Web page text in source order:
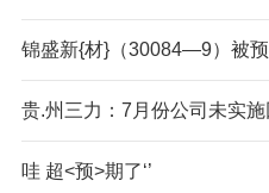
锦盛新{材}（30084—9）被
贵.州三力：7月份公司未实
哇 超<预>期了‘’